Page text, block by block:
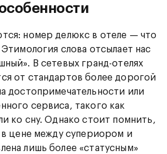
номер делюкс в отеле — что
слова отсылает нас
В сетевых гранд-отелях
от стандартов более дорогой
достопримечательности или
сервиса, такого как
ко сну. Однако стоит помнить,
в цене между супериором и
лишь более «статусным»